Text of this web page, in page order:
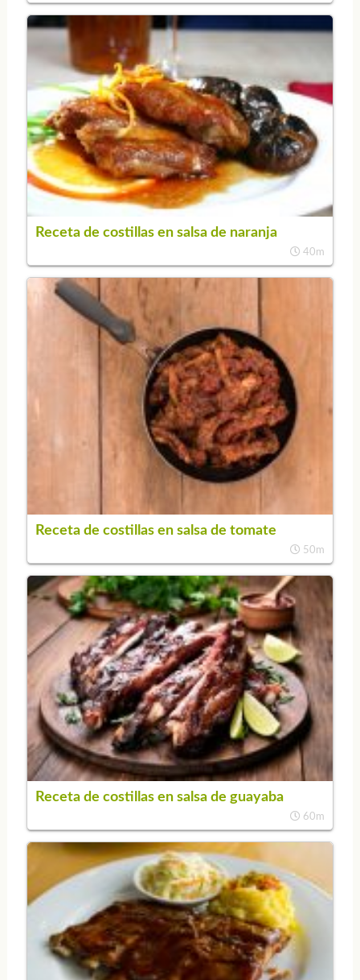
Receta de costillas en salsa de naranja
40m
Receta de costillas en salsa de tomate
50m
Receta de costillas en salsa de guayaba
60m